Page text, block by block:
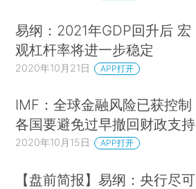
易纲：2021年GDP回升后 宏
观杠杆率将进一步稳定
2020年10月21日 APP打开
IMF：全球金融风险已获控制
各国要避免过早撤回财政支持
2020年10月15日 APP打开
【盘前简报】易纲：央行尽可